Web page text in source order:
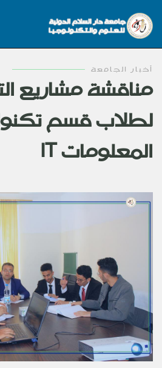
أخبار الجامعة
مناقشة مشاريع
لطلاب قسم
المعلومات IT